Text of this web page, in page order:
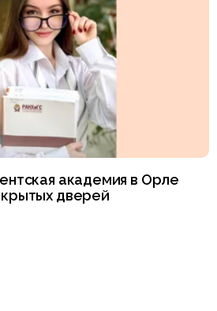
академия в Орле
дверей